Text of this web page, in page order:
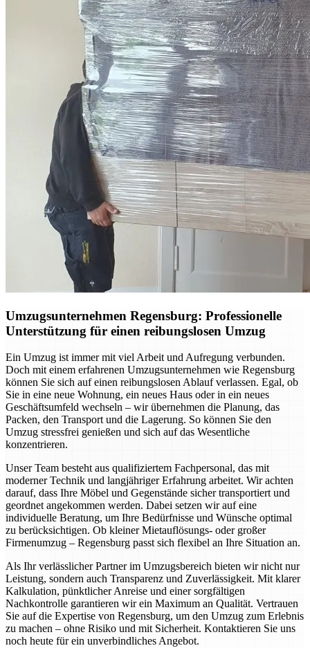
Umzugsunternehmen Regensburg: Professionelle
Unterstützung für einen reibungslosen Umzug
Ein Umzug ist immer mit viel Arbeit und Aufregung verbunden.
Doch mit einem erfahrenen Umzugsunternehmen wie Regensburg
können Sie sich auf einen reibungslosen Ablauf verlassen. Egal, ob
Sie in eine neue Wohnung, ein neues Haus oder in ein neues
Geschäftsumfeld wechseln – wir übernehmen die Planung, das
Packen, den Transport und die Lagerung. So können Sie den
Umzug stressfrei genießen und sich auf das Wesentliche
konzentrieren.
Unser Team besteht aus qualifiziertem Fachpersonal, das mit
moderner Technik und langjähriger Erfahrung arbeitet. Wir achten
darauf, dass Ihre Möbel und Gegenstände sicher transportiert und
geordnet angekommen werden. Dabei setzen wir auf eine
individuelle Beratung, um Ihre Bedürfnisse und Wünsche optimal
zu berücksichtigen. Ob kleiner Mietauflösungs- oder großer
Firmenumzug – Regensburg passt sich flexibel an Ihre Situation an.
Als Ihr verlässlicher Partner im Umzugsbereich bieten wir nicht nur
Leistung, sondern auch Transparenz und Zuverlässigkeit. Mit klarer
Kalkulation, pünktlicher Anreise und einer sorgfältigen
Nachkontrolle garantieren wir ein Maximum an Qualität. Vertrauen
Sie auf die Expertise von Regensburg, um den Umzug zum Erlebnis
zu machen – ohne Risiko und mit Sicherheit. Kontaktieren Sie uns
noch heute für ein unverbindliches Angebot.